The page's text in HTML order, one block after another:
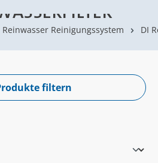
Reinwasser Reinigungssystem DI
filtern